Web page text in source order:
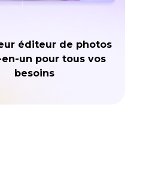
éditeur de photos
un pour tous vos
besoins